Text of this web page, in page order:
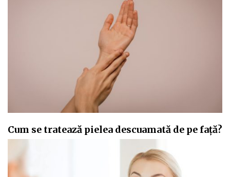
Cum se tratează pielea descuamată de pe față?